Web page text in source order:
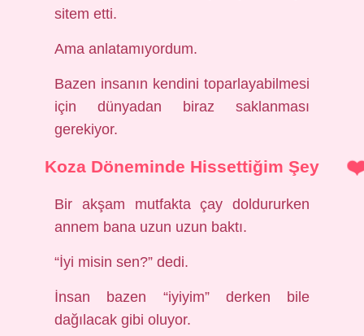
sitem etti.
Ama anlatamıyordum.
Bazen insanın kendini toparlayabilmesi
için dünyadan biraz saklanması
gerekiyor.
Koza Döneminde Hissettiğim Şey
Bir akşam mutfakta çay doldururken
annem bana uzun uzun baktı.
“İyi misin sen?” dedi.
İnsan bazen “iyiyim” derken bile
dağılacak gibi oluyor.